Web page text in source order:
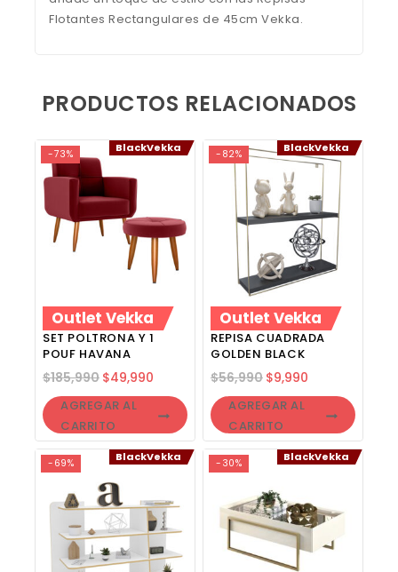
Flotantes Rectangulares de 45cm Vekka.
PRODUCTOS RELACIONADOS
-73% BlackVekka
Outlet Vekka
SET POLTRONA Y 1
POUF HAVANA
$185,990 $49,990
AGREGAR AL
CARRITO
-82% BlackVekka
Outlet Vekka
REPISA CUADRADA
GOLDEN BLACK
$56,990 $9,990
AGREGAR AL
CARRITO
-69% BlackVekka -30% BlackVekka